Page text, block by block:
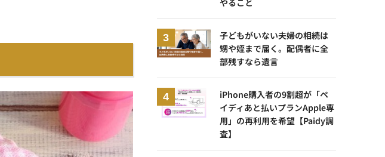
子どもがいない夫婦の相続は
甥や姪まで届く。配偶者に全
部残すなら遺言
iPhone購入者の9割超が「ペ
イディあと払いプランApple専
用」の再利用を希望【Paidy調
査】